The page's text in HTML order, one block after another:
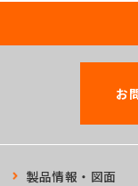
製品情報・図面
お